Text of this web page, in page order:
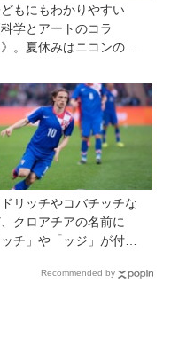
もにもわかりやすい
科学とアートのコラ
。夏休みはニコンの特
【高校生以下無料】
リッチやコバチッチな
、クロアチアの名前に
ッチ」や「ッジ」が付く
Recommended by